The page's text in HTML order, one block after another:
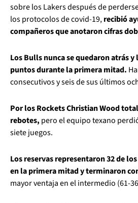
sobre los Lakers después de
los protocolos de covid-19,recibió
compañeros que anotaron cifras
Los Bulls nunca se quedaron atrás
puntos durante la primera mitad.
consecutivos y seis de sus últimos
Por los Rockets Christian Wood
rebotes, pero el equipo texano
siete juegos.
Los reservas representaron 32 de
en la primera mitad y terminaron
mayor ventaja en el intermedio (61-